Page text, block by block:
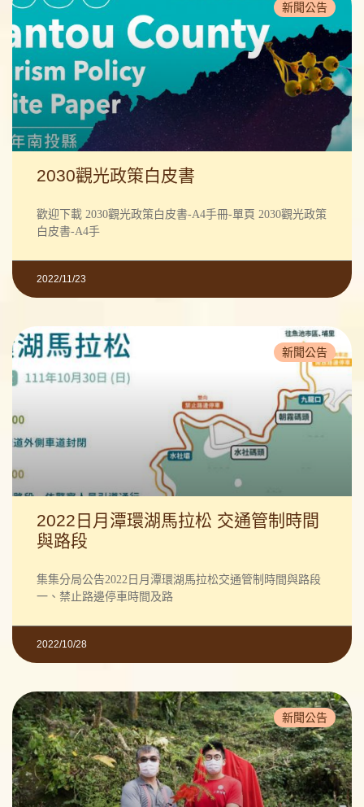
新聞公告
2030觀光政策白皮書
歡迎下載 2030觀光政策白皮書-A4手冊-單頁 2030觀光政策
白皮書-A4手
2022/11/23
新聞公告
2022日月潭環湖馬拉松 交通管制時間
與路段
集集分局公告2022日月潭環湖馬拉松交通管制時間與路段
一、禁止路邊停車時間及路
2022/10/28
新聞公告